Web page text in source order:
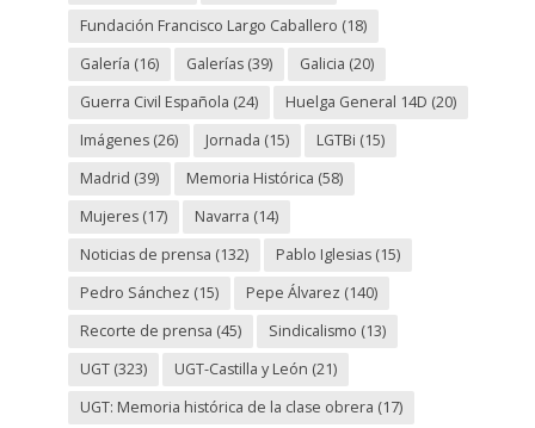
Fundación Francisco Largo Caballero (18)
Galería (16) Galerías(39) Galicia (20)
Guerra Civil Española (24) Huelga General 14D (20)
Imágenes(26) Jornada (15) LGTBi (15)
Madrid (39) Memoria Histórica (58)
Mujeres(17) Navarra (14)
Noticias de prensa (132) Pablo Iglesias(15)
Pedro Sánchez (15) Pepe Álvarez (140)
Recorte de prensa (45) Sindicalismo (13)
UGT(323) UGT-Castilla y León (21)
UGT: Memoria histórica de la clase obrera (17)